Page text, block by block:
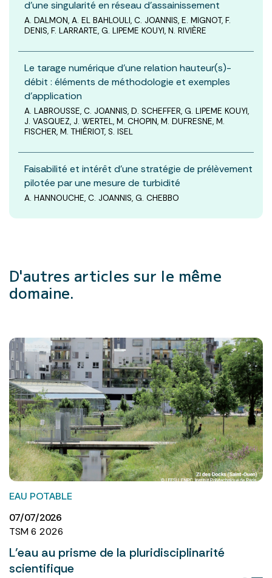
d'une singularité en réseau d'assainissement
A. DALMON, A. EL BAHLOULI, C. JOANNIS, E. MIGNOT, F.
DENIS, F. LARRARTE, G. LIPEME KOUYI, N. RIVIÈRE
Le tarage numérique d'une relation hauteur(s)-
débit : éléments de méthodologie et exemples
d'application
A. LABROUSSE, C. JOANNIS, D. SCHEFFER, G. LIPEME KOUYI,
J. VASQUEZ, J. WERTEL, M. CHOPIN, M. DUFRESNE, M.
FISCHER, M. THIÉRIOT, S. ISEL
Faisabilité et intérêt d'une stratégie de prélèvement
pilotée par une mesure de turbidité
A. HANNOUCHE, C. JOANNIS, G. CHEBBO
D'autres articles sur le même
domaine.
EAU POTABLE
07/07/2026
TSM 6 2026
L’eau au prisme de la pluridisciplinarité
scientifique